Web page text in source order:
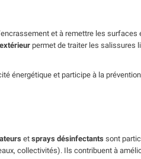
et à remettre les surfaces
permet de traiter les salissures
énergétique et participe à la
et sprays désinfectants sont
collectivités). Ils contribuent à